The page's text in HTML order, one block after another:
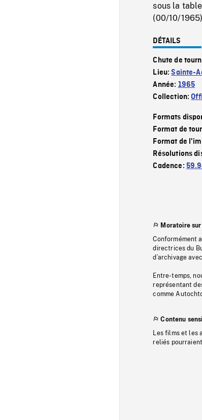
sous la
(00/10/1965)
DÉTAILS
Chute de
Lieu:Sainte-
Année: 1965
Collection:
Formats
Format de
Format de
Résolutions
Cadence:
Moratoire
Conformément
directrices du
d’archivage
Entre-temps,
représentant
comme
Contenu
Les films et les
reliés